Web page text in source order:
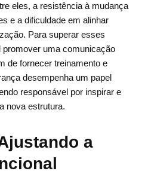
eles, a resistência à mudança
e a dificuldade em alinhar
Para superar esses
uma comunicação
de fornecer treinamento e
desempenha um papel
responsável por inspirar e
nova estrutura.
a